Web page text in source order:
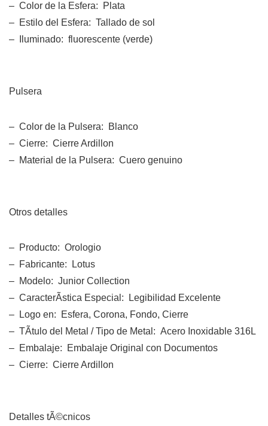
– Color de la Esfera: Plata
– Estilo del Esfera: Tallado de sol
– Iluminado: fluorescente (verde)
Pulsera
– Color de la Pulsera: Blanco
– Cierre: Cierre Ardillon
– Material de la Pulsera: Cuero genuino
Otros detalles
– Producto: Orologio
– Fabricante: Lotus
– Modelo: Junior Collection
– CaracterÃ­stica Especial: Legibilidad Excelente
– Logo en: Esfera, Corona, Fondo, Cierre
– TÃ­tulo del Metal / Tipo de Metal: Acero Inoxidable 316L
– Embalaje: Embalaje Original con Documentos
– Cierre: Cierre Ardillon
Detalles tÃ©cnicos